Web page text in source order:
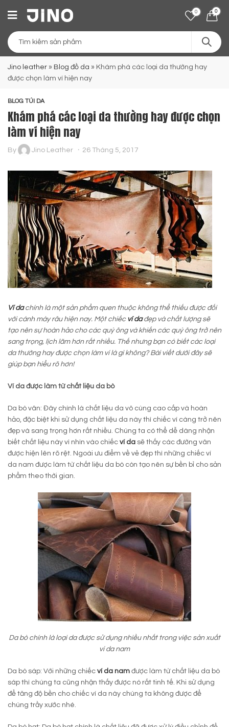
0 0
Jino leather » Blog đồ da » Khám phá các loại da thường hay
được chọn làm ví hiện nay
BLOG TÚI DA
Khám phá các loại da thường hay được chọn
làm ví hiện nay
By Jino Leather 26 Tháng 5, 2017
Ví dachính là một sản phẩm quen thuộc không thể thiếu được đối
với cánh mày râu hiện nay. Một chiếc ví dađẹp và chất lượng sẽ
tạo nên sự hoàn hảo cho các quý ông và khiến các quý ông trở nên
sang trọng, lịch lãm hơn rất nhiều. Thế nhưng bạn có biết các loại
da thường hay được chọn làm ví là gì không? Bài viết dưới đây sẽ
giúp bạn hiểu rõ hơn!
Ví da được làm từ chất liệu da bò
Da bò vân: Đây chính là chất liệu da vô cùng cao cấp và hoàn
hảo, đặc biệt khi sử dụng chất liệu da này thì chiếc ví càng trở nên
đẹp và sang trọng hơn rất nhiều. Chúng ta có thể dễ dàng nhận
biết chất liệu này vì nhìn vào chiếc ví da sẽ thấy các đường vân
được hiện lên rõ rệt. Ngoài ưu điểm về vẻ đẹp thì những chiếc ví
da nam được làm từ chất liệu da bò còn tạo nên sự bền bỉ cho sản
phẩm theo thời gian.
Da bò chính là loại da được sử dụng nhiều nhất trong việc sản xuất
ví da nam
Da bò sáp: Với những chiếc ví da nam được làm từ chất liệu da bò
sáp thì chúng ta cũng nhận thấy được nó rất tinh tế. Khi sử dụng
để tăng độ bền cho chiếc ví da này chúng ta không được để
chúng trầy xước nhé.